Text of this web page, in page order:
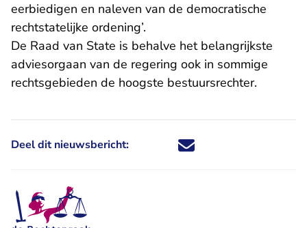
eerbiedigen en naleven van de democratische
rechtstatelijke ordening’.
De Raad van State is behalve het belangrijkste
adviesorgaan van de regering ook in sommige
rechtsgebieden de hoogste bestuursrechter.
Deel dit nieuwsbericht: Deel dit nieuwsbericht via X -
Deel dit nieuwsbericht via
Deel dit nieuwsbericht
Deel dit